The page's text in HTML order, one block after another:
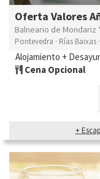
Oferta Valores
Balneario de Mondariz
Pontevedra · Rías
Alojamiento +
Cena Opcional
+